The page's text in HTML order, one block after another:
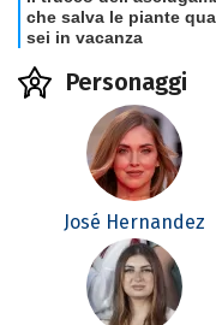
Personaggi
José Hernandez